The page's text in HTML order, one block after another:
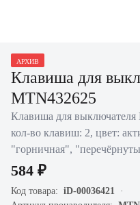
АРХИВ
Клавиша для
MTN432625
Клавиша для выключателя
кол-во клавиш: 2, цвет:
"горничная",
584 ₽
Код товара: iD-00036421